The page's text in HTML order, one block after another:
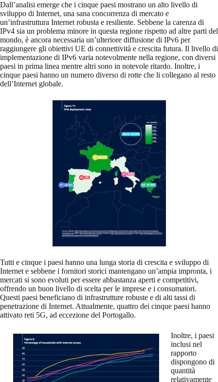
Dall’analisi emerge che i cinque paesi mostrano un alto livello di
sviluppo di Internet, una sana concorrenza di mercato e
un’infrastruttura Internet robusta e resiliente. Sebbene la carenza di
IPv4 sia un problema minore in questa regione rispetto ad altre parti del
mondo, è ancora necessaria un’ulteriore diffusione di IPv6 per
raggiungere gli obiettivi UE di connettività e crescita futura. Il livello di
implementazione di IPv6 varia notevolmente nella regione, con diversi
paesi in prima linea mentre altri sono in notevole ritardo. Inoltre, i
cinque paesi hanno un numero diverso di rotte che li collegano al resto
dell’Internet globale.
Tutti e cinque i paesi hanno una lunga storia di crescita e sviluppo di
Internet e sebbene i fornitori storici mantengano un’ampia impronta, i
mercati si sono evoluti per essere abbastanza aperti e competitivi,
offrendo un buon livello di scelta per le imprese e i consumatori.
Questi paesi beneficiano di infrastrutture robuste e di alti tassi di
penetrazione di Internet. Attualmente, quattro dei cinque paesi hanno
attivato reti 5G, ad eccezione del Portogallo.
Inoltre, i paesi
inclusi nel
rapporto
dispongono di
quantità
relativamente